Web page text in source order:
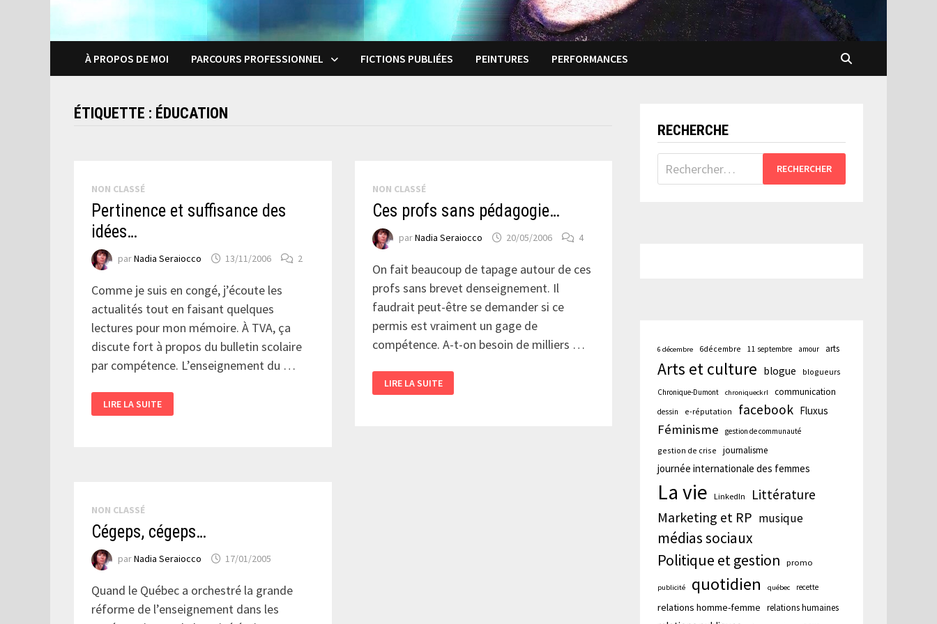
À PROPOS DE MOI PARCOURS PROFESSIONNEL FICTIONS PUBLIÉES PEINTURES PERFORMANCES
ÉTIQUETTE : ÉDUCATION
NON CLASSÉ
Pertinence et suffisance des
idées…
parNadia Seraiocco 13/11/2006 2
Comme je suis en congé, j’écoute les
actualités tout en faisant quelques
lectures pour mon mémoire. À TVA, ça
discute fort à propos du bulletin scolaire
par compétence. L’enseignement du …
ET
SUFFISANCE
LIRE LA SUITE
NON CLASSÉ
Ces profs sans pédagogie…
parNadia Seraiocco 20/05/2006 4
On fait beaucoup de tapage autour de ces
profs sans brevet denseignement. Il
faudrait peut-être se demander si ce
permis est vraiment un gage de
compétence. A-t-on besoin de milliers …
PROFS
SANS
LIRE LA SUITE
NON CLASSÉ
Cégeps, cégeps…
parNadia Seraiocco 17/01/2005
Quand le Québec a orchestré la grande
réforme de l’enseignement dans les
RECHERCHE
Rechercher :
6 décembre 6décembre 11 septembre amour arts
Arts et culture blogue blogueurs
Chronique-Dumont chroniqueckrl communication
dessin e-réputation facebook Fluxus
Féminisme gestion de communauté
gestion de crise journalisme
journée internationale des femmes
La vie LinkedIn Littérature
Marketing et RP musique
médias sociaux
Politique et gestion
promo
publicité quotidien québec recette
relations homme-femme relations humaines